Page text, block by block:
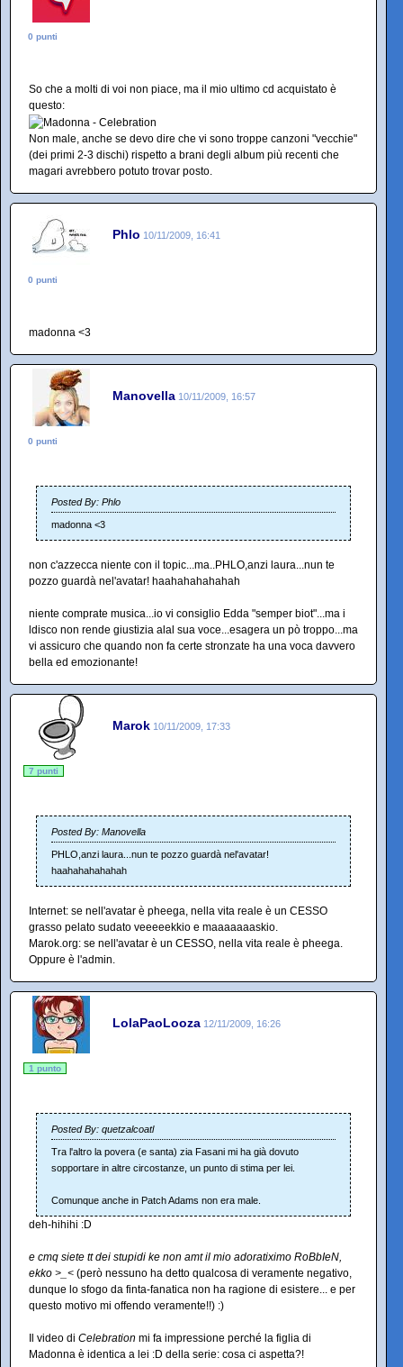
0 punti
So che a molti di voi non piace, ma il mio ultimo cd acquistato è
questo:
Non male, anche se devo dire che vi sono troppe canzoni "vecchie"
(dei primi 2-3 dischi) rispetto a brani degli album più recenti che
magari avrebbero potuto trovar posto.
Phlo 10/11/2009, 16:41
0 punti
madonna <3
Manovella 10/11/2009, 16:57
0 punti
Posted By: Phlo
madonna <3
non c'azzecca niente con il topic...ma..PHLO,anzi laura...nun te
pozzo guardà nel'avatar! haahahahahahah
niente comprate musica...io vi consiglio Edda "semper biot"...ma i
ldisco non rende giustizia alal sua voce...esagera un pò troppo...ma
vi assicuro che quando non fa certe stronzate ha una voca davvero
bella ed emozionante!
Marok 10/11/2009, 17:33
7 punti
Posted By: Manovella
PHLO,anzi laura...nun te pozzo guardà nel'avatar!
haahahahahahah
Internet: se nell'avatar è pheega, nella vita reale è un CESSO
grasso pelato sudato veeeeekkio e maaaaaaaskio.
Marok.org: se nell'avatar è un CESSO, nella vita reale è pheega.
Oppure è l'admin.
LolaPaoLooza 12/11/2009, 16:26
1 punto
Posted By: quetzalcoatl
Tra l'altro la povera (e santa) zia Fasani mi ha già dovuto
sopportare in altre circostanze, un punto di stima per lei.
Comunque anche in Patch Adams non era male.
deh-hihihi :D
e cmq siete tt dei stupidi ke non amt il mio adoratiximo RoBbIeN,
ekko >_< (però nessuno ha detto qualcosa di veramente negativo,
dunque lo sfogo da finta-fanatica non ha ragione di esistere... e per
questo motivo mi offendo veramente!!) :)
Il video di Celebration mi fa impressione perché la figlia di
Madonna è identica a lei :D della serie: cosa ci aspetta?!